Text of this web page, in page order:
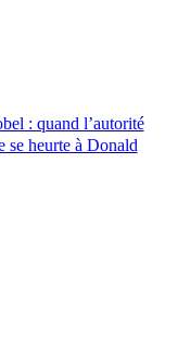
: quand l’autorité
se heurte à Donald